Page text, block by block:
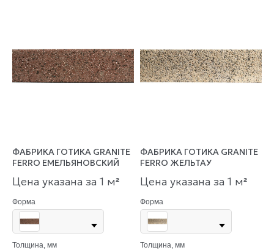
ФАБРИКА ГОТИКА GRANITE
FERRO ЕМЕЛЬЯНОВСКИЙ
Цена указана за 1 м²
Форма
Толщина, мм
ФАБРИКА ГОТИКА GRANITE
FERRO ЖЕЛЬТАУ
Цена указана за 1 м²
Форма
Толщина, мм